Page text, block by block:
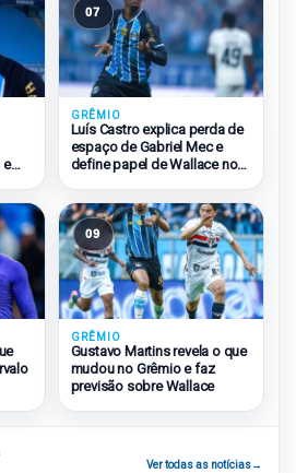
e
07
GRÊMIO
Luís Castro explica perda de
espaço de Gabriel Mec e
define papel de Wallace no
09
GRÊMIO
Gustavo Martins revela o que
mudou no Grêmio e faz
previsão sobre Wallace
Ver todas as notícias→